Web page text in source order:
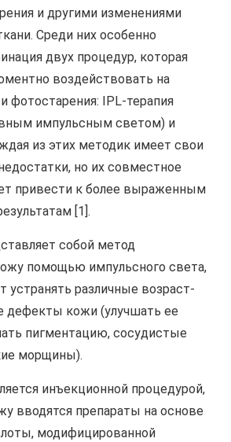
и другими изменениями
Среди них особенно
двух процедур, которая
воздействовать на
фотостарения: IPL-терапия
импульсным светом) и
из этих методик имеет свои
но их совместное
привести к более выраженным
[1].
собой метод
помощью импульсного света,
устранять различные возраст-
дефекты кожи (улучшать ее
пигментацию, сосудистые
морщины).
инъекционной процедурой,
вводятся препараты на основе
модифицированной